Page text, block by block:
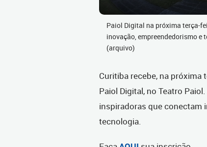
Paiol Digital na próxima terça-
inovação, empreendedorismo e
(arquivo)
Curitiba recebe, na próxima
Paiol Digital, no Teatro
inspiradoras que conectam
tecnologia.